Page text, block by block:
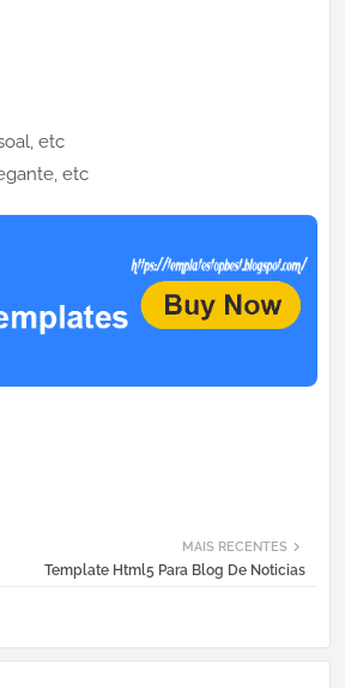
etc
etc
MAIS RECENTES
Template Html5 Para Blog De Noticias